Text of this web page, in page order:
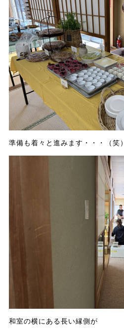
準備も着々と進みます・・・（笑）
和室の横にある長い縁側が